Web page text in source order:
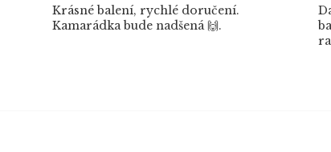
Krásné balení, rychlé doručení.
Kamarádka bude nadšená 🙌.